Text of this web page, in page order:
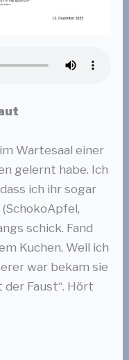
Wartesaal einer
gelernt habe. Ich
ich ihr sogar
schick. Fand
Kuchen. Weil ich
war bekam sie
Faust“. Hört